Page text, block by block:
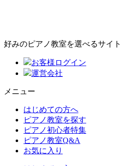
好みのピアノ教室を選べるサイト
お客様ログイン
運営会社
メニュー
はじめての方へ
ピアノ教室を探す
ピアノ初心者特集
ピアノ教室Q&A
お気に入り